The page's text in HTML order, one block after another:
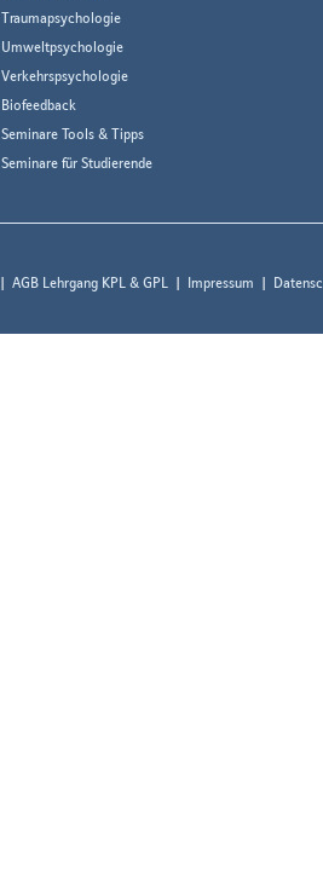
Traumapsychologie
Umweltpsychologie
Verkehrspsychologie
Biofeedback
Seminare Tools & Tipps
Seminare für Studierende
AGB Lehrgang KPL & GPL Impressum